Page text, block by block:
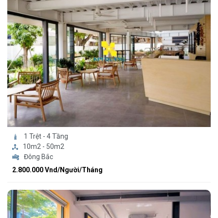
1 Trệt - 4 Tầng
10m2 - 50m2
Đông Bắc
2.800.000 Vnd/Người/Tháng